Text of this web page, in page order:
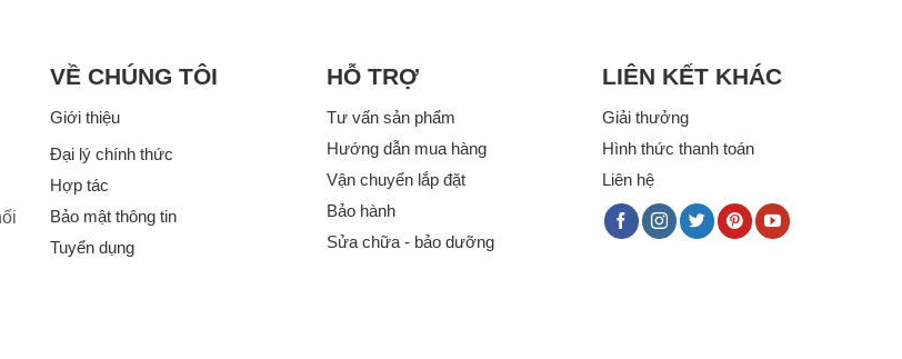
VỀ CHÚNG TÔI
Giới thiệu
Đại lý chính thức
Hợp tác
Bảo mật thông tin
Tuyển dụng
HỖ TRỢ
Tư vấn sản phẩm
Hướng dẫn mua hàng
Vận chuyển lắp đặt
Bảo hành
Sửa chữa - bảo dưỡng
LIÊN KẾT KHÁC
Giải thưởng
Hình thức thanh toán
Liên hệ